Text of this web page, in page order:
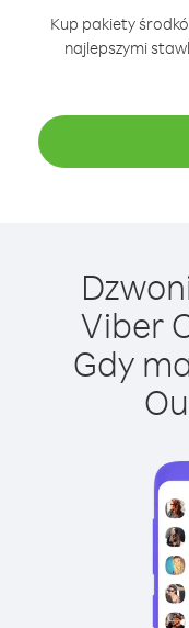
Kup pakiety
najlepszymi
Viber
Gdy